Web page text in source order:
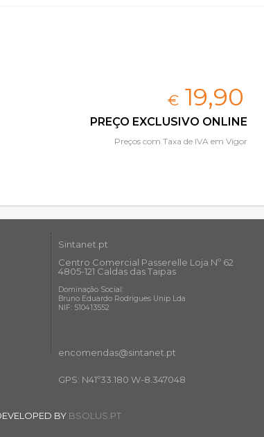
€ 19,90
PREÇO EXCLUSIVO ONLINE
Preços com Taxa de IVA em Vigor
Sintanet.pt
Centro Comercial Passerelle Loja Nº 62
4805-121 Caldas das Taipas
Dominação Social:
Bruno Eduardo Rodrigues Unip Lda
NIF: 510413552
encomendas@sintanet .pt
GPS: N41º33.180 W-8.347048
BY BSOLUS.PT